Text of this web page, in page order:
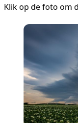
Klik op de foto om